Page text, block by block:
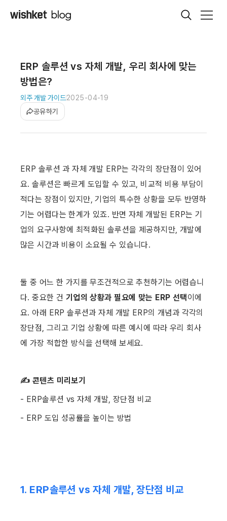
ERP 솔루션 vs 자체 개발, 우리 회사에 맞는
방법은?
외주 개발 가이드2025-04-19
공유하기
ERP 솔루션 과 자체 개발 ERP는 각각의 장단점이 있어
요. 솔루션은 빠르게 도입할 수 있고, 비교적 비용 부담이
적다는 장점이 있지만, 기업의 특수한 상황을 모두 반영하
기는 어렵다는 한계가 있죠. 반면 자체 개발된 ERP는 기
업의 요구사항에 최적화된 솔루션을 제공하지만, 개발에
많은 시간과 비용이 소요될 수 있습니다. ​
둘 중 어느 한 가지를 무조건적으로 추천하기는 어렵습니
다. 중요한 건 기업의 상황과 필요에 맞는 ERP 선택이에
요. 아래 ERP 솔루션과 자체 개발 ERP의 개념과 각각의
장단점, 그리고 기업 상황에 따른 예시에 따라 우리 회사
에 가장 적합한 방식을 선택해 보세요. ​
✍️ 콘텐츠 미리보기
- ERP솔루션 vs 자체 개발, 장단점 비교
- ERP 도입 성공률을 높이는 방법
1. ERP솔루션 vs 자체 개발, 장단점 비교